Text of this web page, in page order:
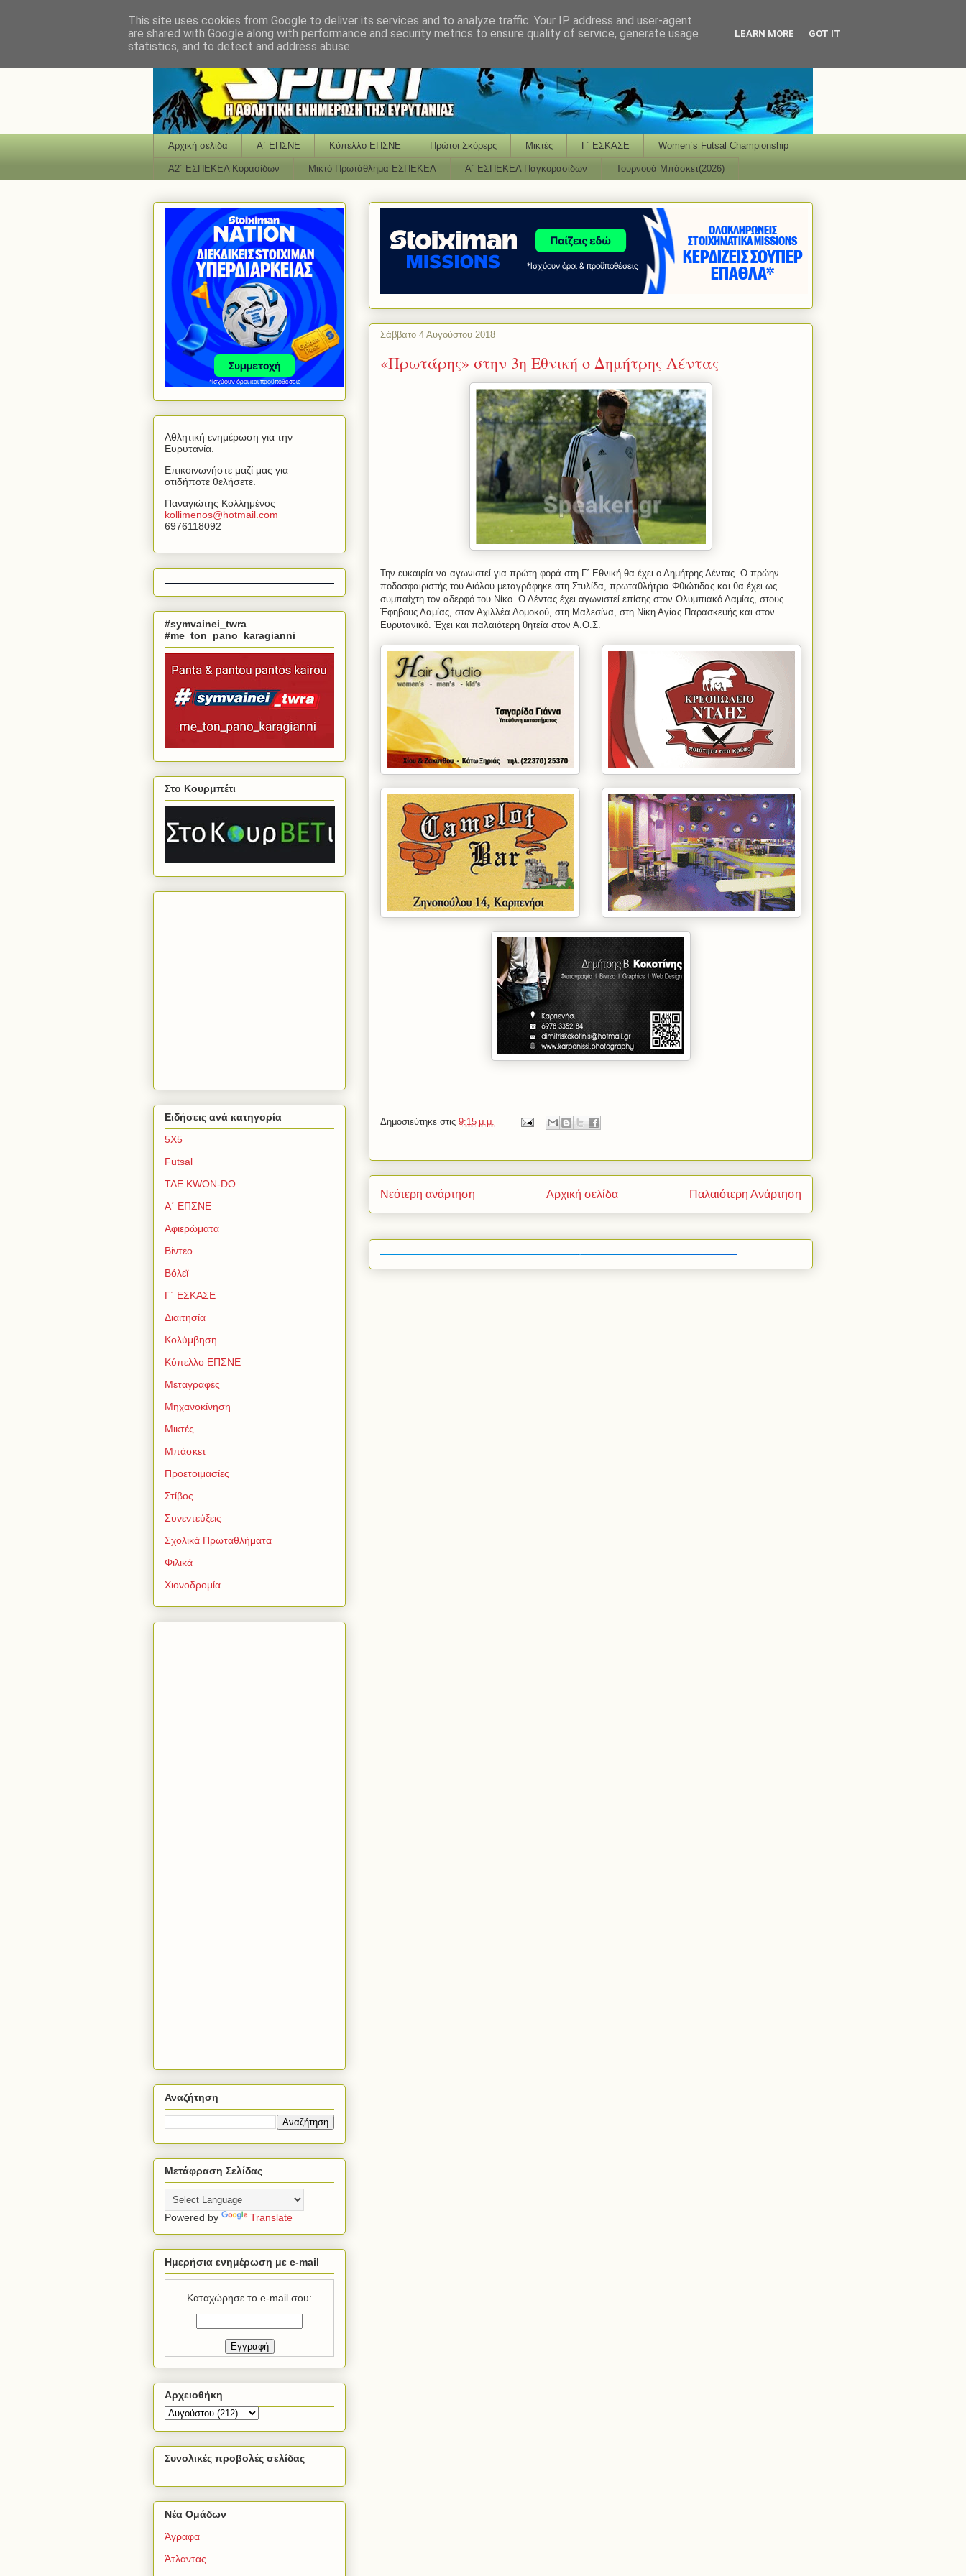
Αρχική σελίδα Α΄ ΕΠΣΝΕ Κύπελλο ΕΠΣΝΕ Πρώτοι Σκόρερς Μικτές Γ΄ ΕΣΚΑΣΕ Women΄s Futsal Championship
Α2΄ ΕΣΠΕΚΕΛ Κορασίδων Μικτό Πρωτάθλημα ΕΣΠΕΚΕΛ Α΄ ΕΣΠΕΚΕΛ Παγκορασίδων Τουρνουά Μπάσκετ(2026)
Σάββατο 4 Αυγούστου 2018
«Πρωτάρης» στην 3η Εθνική ο Δημήτρης Λέντας
Την ευκαιρία να αγωνιστεί για πρώτη φορά στη Γ΄ Εθνική θα έχει ο Δημήτρης Λέντας. Ο πρώην
ποδοσφαιριστής του Αιόλου μεταγράφηκε στη Στυλίδα, πρωταθλήτρια Φθιώτιδας και θα έχει ως
συμπαίχτη τον αδερφό του Νίκο. Ο Λέντας έχει αγωνιστεί επίσης στον Ολυμπιακό Λαμίας, στους
Έφηβους Λαμίας, στον Αχιλλέα Δομοκού, στη Μαλεσίνα, στη Νίκη Αγίας Παρασκευής και στον
Ευρυτανικό. Έχει και παλαιότερη θητεία στον Α.Ο.Σ.
Δημοσιεύτηκε στις 9:15 μ.μ.
Νεότερη ανάρτηση Παλαιότερη Ανάρτηση
Αρχική σελίδα
Αθλητική ενημέρωση για την
Ευρυτανία.
Επικοινωνήστε μαζί μας για
οτιδήποτε θελήσετε.
Παναγιώτης Κολλημένος
kollimenos@hotmail com
6976118092
#symvainei_twra
#me_ton_pano_karagianni
Στο Κουρμπέτι
Ειδήσεις ανά κατηγορία
5Χ5
Futsal
TAE KWON-DO
Α΄ ΕΠΣΝΕ
Αφιερώματα
Βίντεο
Βόλεϊ
Γ΄ ΕΣΚΑΣΕ
Διαιτησία
Κολύμβηση
Κύπελλο ΕΠΣΝΕ
Μεταγραφές
Μηχανοκίνηση
Μικτές
Μπάσκετ
Προετοιμασίες
Στίβος
Συνεντεύξεις
Σχολικά Πρωταθλήματα
Φιλικά
Χιονοδρομία
Αναζήτηση
Μετάφραση Σελίδας
Powered by Translate
Ημερήσια ενημέρωση με e-mail
Καταχώρησε το e-mail σου:
Αρχειοθήκη
Συνολικές προβολές σελίδας
Νέα Ομάδων
Άγραφα
Άτλαντας
This site uses cookies from Google to deliver its services and to analyze traffic. Your IP address and user-agent
are shared with Google along with performance and security metrics to ensure quality of service, generate usage
statistics, and to detect and address abuse.
LEARN MORE GOT IT